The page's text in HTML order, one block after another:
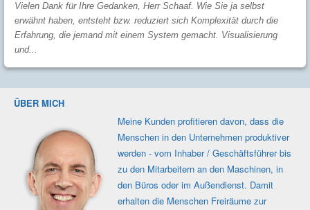
Vielen Dank für Ihre Gedanken, Herr Schaaf. Wie Sie ja selbst
erwähnt haben, entsteht bzw. reduziert sich Komplexität durch die
Erfahrung, die jemand mit einem System gemacht. Visualisierung
und...
ÜBER MICH
Meine Kunden profi­tieren davon, dass die
Men­schen in den Unter­nehmen produk­tiver
werden - vom Inhaber / Geschäfts­führer bis
zu den Mit­ar­beitern an den Maschi­nen, in
den Büros oder im Außen­dienst. Damit
erhalten die Men­schen Frei­räume zur